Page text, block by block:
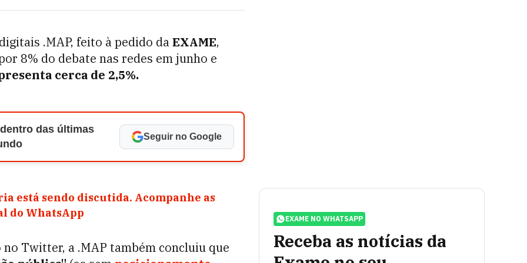
.MAP, feito à pedido daEXAME,
8% do debate nas redes em junho e
cerca de 2,5%.
das últimas
Seguir no Google
está sendo discutida. Acompanhe as
do WhatsApp
Twitter, a .MAP também concluiu que
EXAME NO WHATSAPP
Receba as notícias da